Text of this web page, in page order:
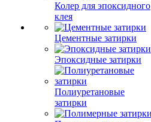
Колер для эпоксидного
клея
Цементные затирки
Эпоксидные затирки
Полиуретановые
затирки